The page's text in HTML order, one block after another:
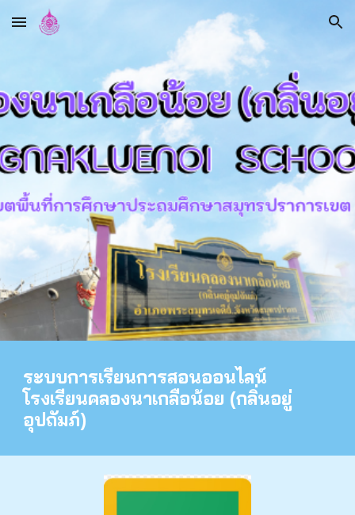
Skip to main content Skip to navigation
ระบบการเรียนการสอนออนไลน์
โรงเรียนคลองนาเกลือน้อย (กลิ่นอยู่
อุปถัมภ์)